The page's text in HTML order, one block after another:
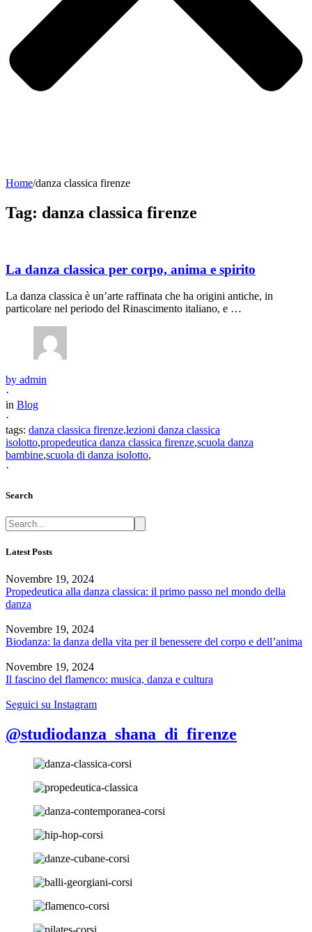
Home/danza classica firenze
Tag: danza classica firenze
La danza classica per corpo, anima e spirito
La danza classica è un’arte raffinata che ha origini antiche, in
particolare nel periodo del Rinascimento italiano, e …
by admin
·
in Blog
·
tags: danza classica firenze,lezioni danza classica
isolotto,propedeutica danza classica firenze,scuola danza
bambine,scuola di danza isolotto,
·
Search
Latest Posts
Novembre 19, 2024
Propedeutica alla danza classica: il primo passo nel mondo della
danza
Novembre 19, 2024
Biodanza: la danza della vita per il benessere del corpo e dell’anima
Novembre 19, 2024
Il fascino del flamenco: musica, danza e cultura
Seguici su Instagram
@studiodanza_shana_di_firenze